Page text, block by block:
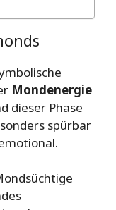
Mondenergie
dieser Phase
spürbar